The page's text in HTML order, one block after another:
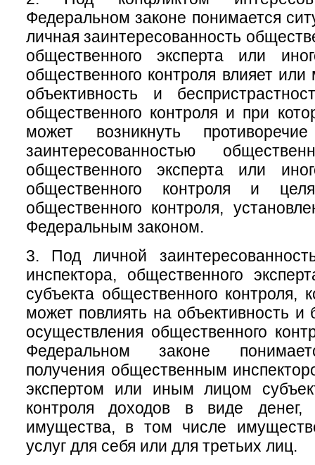
Федеральном законе понимается
личная заинтересованность
общественного эксперта или
общественного контроля влияет
объективность и
общественного контроля и при
может возникнуть
заинтересованностью
общественного эксперта или
общественного контроля и
общественного контроля,
Федеральным законом.
3. Под личной
инспектора, общественного
субъекта общественного контроля,
может повлиять на объективность и
осуществления общественного
Федеральном законе
получения общественным
экспертом или иным лицом
контроля доходов в виде денег,
имущества, в том числе
услуг для себя или для третьих лиц.